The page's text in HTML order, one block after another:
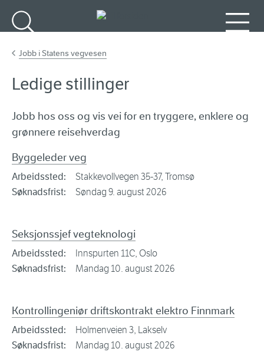
Jobb i Statens vegvesen
Ledige stillinger
Jobb hos oss og vis vei for en tryggere, enklere og
grønnere reisehverdag
Byggeleder veg
Arbeidssted:
Stakkevollvegen 35-37, Tromsø
Søknadsfrist:
Søndag 9. august 2026
Seksjonssjef vegteknologi
Arbeidssted:
Innspurten 11C, Oslo
Søknadsfrist:
Mandag 10. august 2026
Kontrollingeniør driftskontrakt elektro Finnmark
Arbeidssted:
Holmenveien 3, Lakselv
Søknadsfrist:
Mandag 10. august 2026